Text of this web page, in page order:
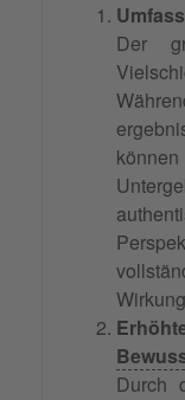
Der
Durch